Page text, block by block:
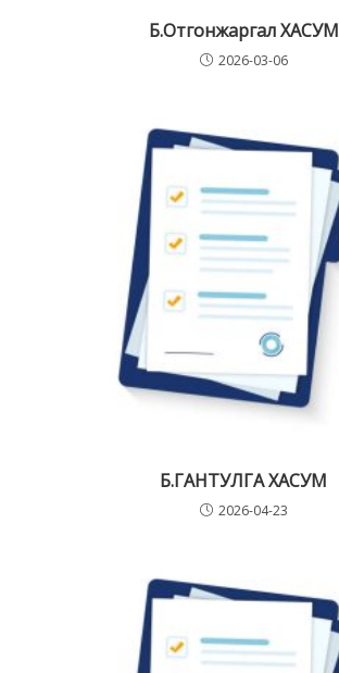
Б.Отгонжаргал ХАСУМ
2026-03-06
Б.ГАНТУЛГА ХАСУМ
2026-04-23